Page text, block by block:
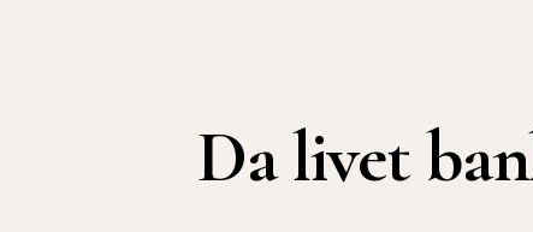
Da livet